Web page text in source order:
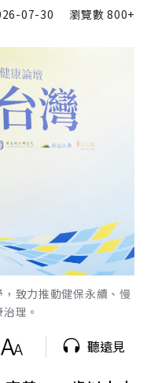
07-30 瀏覽數800+
致力推動健保永續、慢
理。
聽遠見